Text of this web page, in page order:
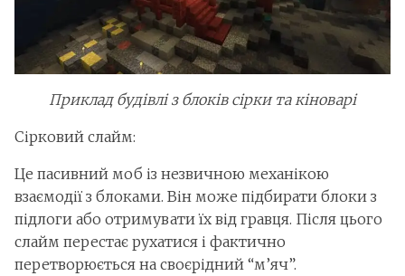
Приклад будівлі з блоків сірки та кіноварі
Сірковий слайм:
Це пасивний моб із незвичною механікою
взаємодії з блоками. Він може підбирати блоки з
підлоги або отримувати їх від гравця. Після цього
слайм перестає рухатися і фактично
перетворюється на своєрідний “м’яч”.